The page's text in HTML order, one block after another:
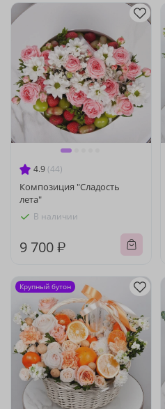
4.9 (44)
Композиция "Сладость
лета"
В наличии
9 700 ₽
Крупный бутон